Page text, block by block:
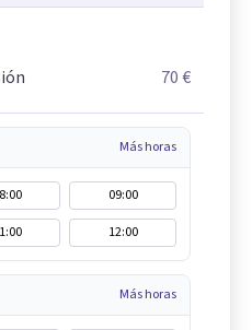
70 €
Más horas
09:00
12:00
Más horas